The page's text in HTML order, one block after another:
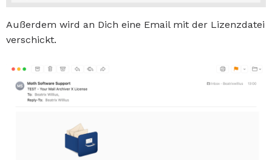
Außerdem wird an Dich eine Email mit der Lizenzdatei
verschickt.